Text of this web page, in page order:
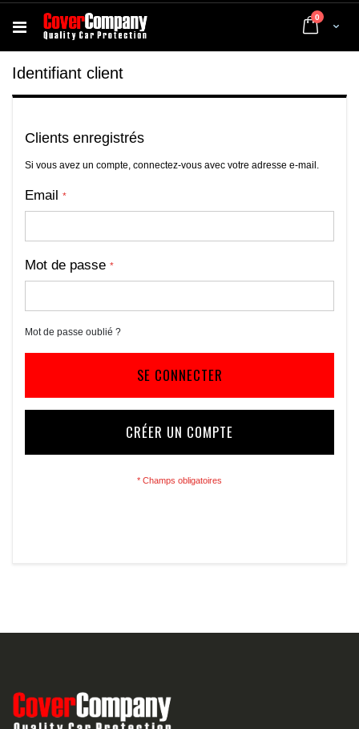
Cart
0 articles
Identifiant client
Clients enregistrés
Si vous avez un compte, connectez-vous avec votre adresse e-mail.
Email
Mot de passe
Mot de passe oublié ?
SE CONNECTER
CRÉER UN COMPTE